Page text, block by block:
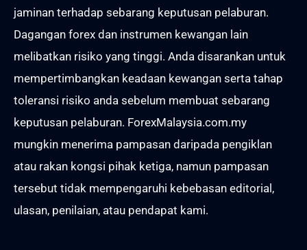
jaminan terhadap sebarang keputusan pelaburan.
Dagangan forex dan instrumen kewangan lain
melibatkan risiko yang tinggi. Anda disarankan untuk
mempertimbangkan keadaan kewangan serta tahap
toleransi risiko anda sebelum membuat sebarang
keputusan pelaburan. ForexMalaysia.com.my
mungkin menerima pampasan daripada pengiklan
atau rakan kongsi pihak ketiga, namun pampasan
tersebut tidak mempengaruhi kebebasan editorial,
ulasan, penilaian, atau pendapat kami.